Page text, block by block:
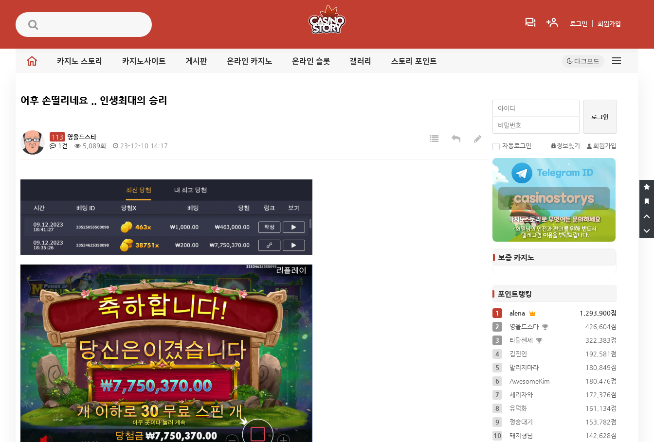
로그인 회원가입
카지노 스토리 카지노사이트 게시판 온라인 카지노 온라인 슬롯 갤러리 스토리 포인트
어후 손떨리네요 .. 인생최대의 승리
113
영올드스타
1건
5,089회 23-12-10 14:17 자동로그인 정보찾기 회원가입
보증 카지노
포인트랭킹
1 alena
1,293,900점
2
영올드스타
426,604점
3
타달센세
322,383점
4
김진인
192,581점
5
말리지마라
180,849점
6
AwesomeKim
180,476점
7
세리자와
172,376점
8
유덕화
161,134점
9
정승대기
153,782점
10
돼지형님 142,628점